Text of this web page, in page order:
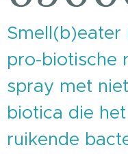
Smell(b)eater
pro-biotische
spray met
biotica die
ruikende